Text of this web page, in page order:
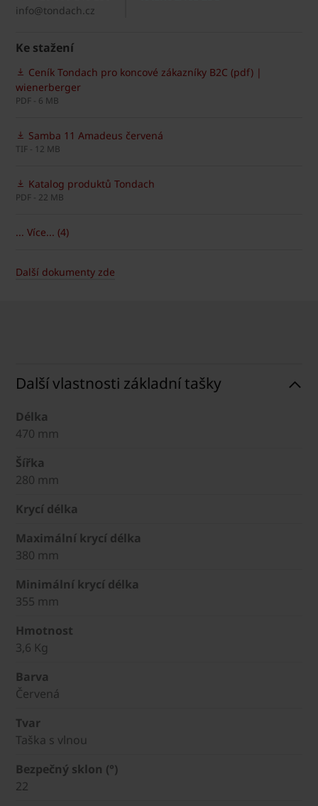
info@tondach.cz
Ke stažení
Ceník Tondach pro koncové zákazníky B2C (pdf) |
wienerberger
PDF - 6 MB
Samba 11 Amadeus červená
TIF - 12 MB
Katalog produktů Tondach
PDF - 22 MB
... Více... (4)
Další dokumenty zde
Další vlastnosti základní tašky
Délka
470 mm
Šířka
280 mm
Krycí délka
Maximální krycí délka
380 mm
Minimální krycí délka
355 mm
Hmotnost
3,6 Kg
Barva
Červená
Tvar
Taška s vlnou
Bezpečný sklon (°)
22